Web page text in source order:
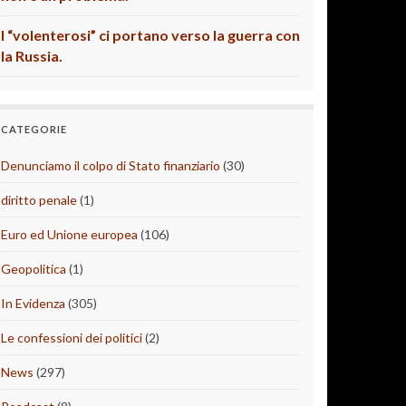
I “volenterosi” ci portano verso la guerra con
la Russia.
CATEGORIE
Denunciamo il colpo di Stato finanziario (30)
diritto penale(1)
Euro ed Unione europea (106)
Geopolitica (1)
In Evidenza (305)
Le confessioni dei politici(2)
News (297)